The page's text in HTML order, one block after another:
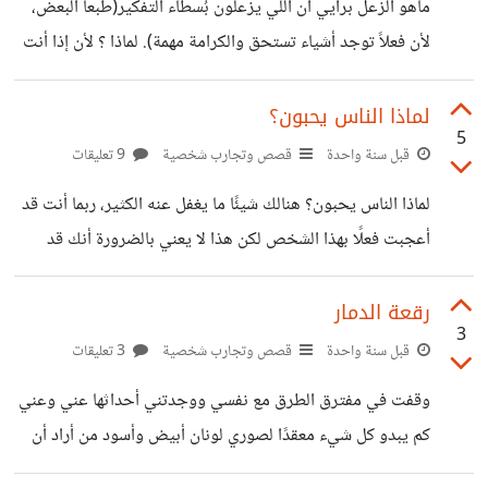
قصصته، قد بلغ بي الاكتئاب أشده ولم أعد أستطيع أن أعرف
كيف النهوض. أشعر بالألم الشديد رغم عدم وجود مرض
ماهو الزعل برأيي أن اللي يزعلون بُسطاء التفكير(طبعاً البعض،
لأن فعلاً توجد أشياء تستحق والكرامة مهمة). لماذا ؟ لأن إذا أنت
اخترت تزعل من أحد وخلاص تخاصمه وما تريد ترجع تكلمه،
لازم بالبداية تسأل نفسك هذا السؤال: هل هذا الشخص فعلاً ما
يهمني لدرجة أكمل حياتي بدونه للأبد؟ إذا جوابك نعم، إذن
تستغني عنه ومهم بالنسبة إلك، سامحه وتعلم تسامح. لأن من
اللي ضامن أن هذا الشخص باقي موجود؟
5
لماذا الناس يحبون؟
قبل سنة واحدة قصص وتجارب شخصية
لماذا الناس يحبون؟ هنالك شيئًا ما يغفل عنه الكثير، ربما أنت قد
أعجبت فعلًا بهذا الشخص لكن هذا لا يعني بالضرورة أنك قد
أحببته هو، بل قد تكون أحببت هذا الشعور، شعور الحب، لأن كل
شيء بعد الحب مختلف تمامًا!! خصوصًا لو كانت تجربتك الأولى.
الأغاني ستغدو ذات معنى، الأفلام التي كنت تشاهدها وحدك الآن
وذلك بسبب أنك أصبحت لديك شخصًا تفكر به، حتى الصباح،
والنظر إلى السماء والتأمل في
3
رقعة الدمار
قبل سنة واحدة قصص وتجارب شخصية
وقفت في مفترق الطرق مع نفسي ووجدتني أحداثها عني وعني
كم يبدو كل شيء معقدًا لصوري لونان أبيض وأسود من أراد أن
يضيف ألوانه لا يفعل احتفظ بألوانك تلك الثمينة إلى نفسك